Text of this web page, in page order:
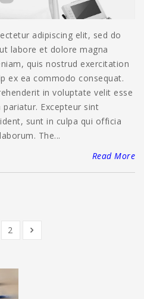
adipiscing elit, sed do
labore et dolore magna
quis nostrud exercitation
ex ea commodo consequat.
in voluptate velit esse
Excepteur sint
sunt in culpa qui officia
The...
Read More
2